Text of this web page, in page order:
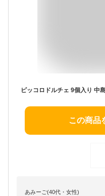
この商品
あみーご(40代・女性)